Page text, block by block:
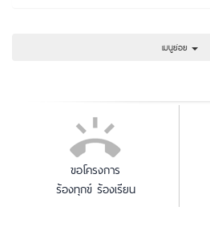
เมนูย่อย
ขอโครงการ
ร้องทุกข์ ร้องเรียน